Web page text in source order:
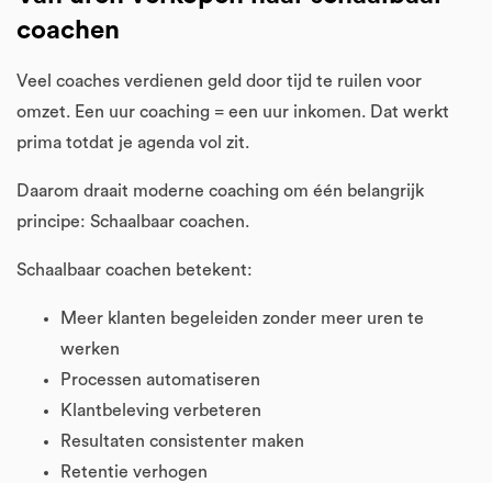
coachen
Veel coaches verdienen geld door tijd te ruilen voor
omzet. Een uur coaching = een uur inkomen. Dat werkt
prima totdat je agenda vol zit.
Daarom draait moderne coaching om één belangrijk
principe: Schaalbaar coachen.
Schaalbaar coachen betekent:
Meer klanten begeleiden zonder meer uren te
werken
Processen automatiseren
Klantbeleving verbeteren
Resultaten consistenter maken
Retentie verhogen